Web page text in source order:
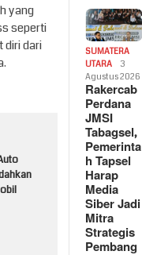
yang
seperti
diri dari
SUMATERA
UTARA
3
Agustus 2026
Rakercab
Perdana
JMSI
Tabagsel,
Pemerinta
h Tapsel
Harap
Media
Siber Jadi
Mitra
Strategis
Pembang